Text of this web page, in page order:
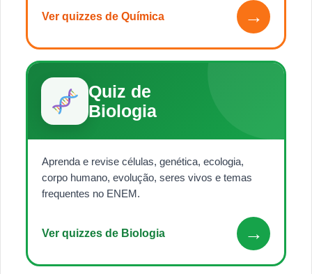
Ver quizzes de Química →
Quiz de
Biologia
Aprenda e revise células, genética, ecologia,
corpo humano, evolução, seres vivos e temas
frequentes no ENEM.
Ver quizzes de Biologia →